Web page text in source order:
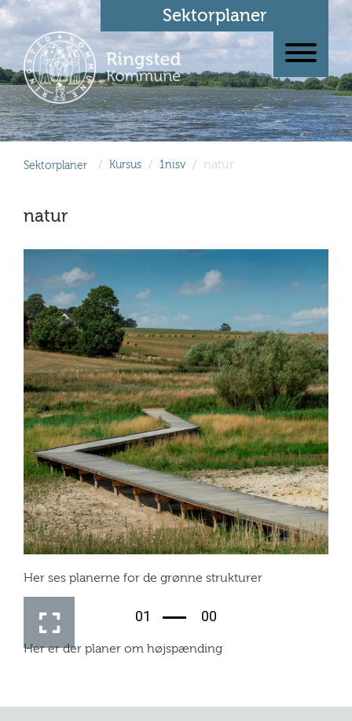
Sektorplaner
Sektorplaner / Kursus / 1nisv / natur
natur
Her ses planerne for de grønne strukturer
01 00
Her er der planer om højspænding